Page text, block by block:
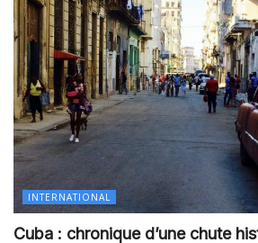
INTERNATIONAL
Cuba : chronique d’une chute